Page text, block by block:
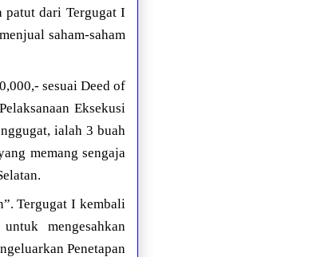
patut dari Tergugat I
saham-saham
sesuai Deed of
Eksekusi
ialah 3 buah
memang sengaja
Tergugat I kembali
mengesahkan
Penetapan